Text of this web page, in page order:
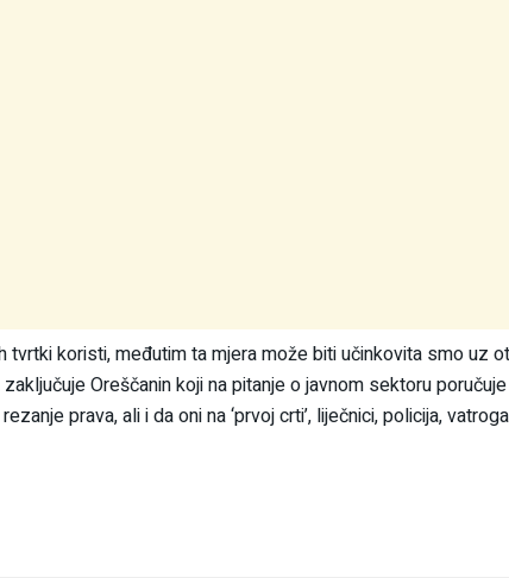
tvrtki koristi, međutim ta mjera može biti učinkovita smo uz
Oreščanin koji na pitanje o javnom sektoru
prava, ali i da oni na ‘prvoj crti’, liječnici, policija,